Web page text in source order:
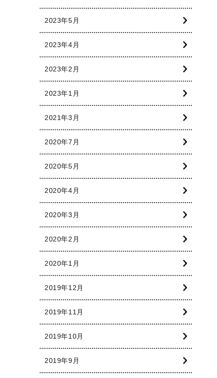
2023年5月
2023年4月
2023年2月
2023年1月
2021年3月
2020年7月
2020年5月
2020年4月
2020年3月
2020年2月
2020年1月
2019年12月
2019年11月
2019年10月
2019年9月